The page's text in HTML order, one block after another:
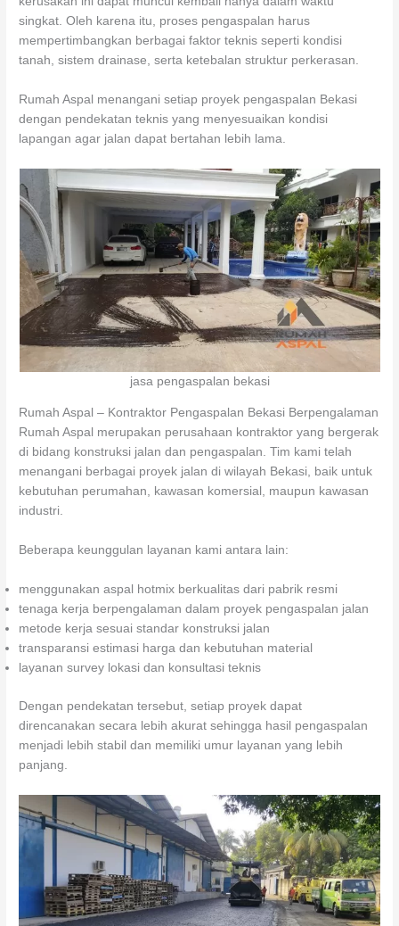
singkat. Oleh karena itu, proses pengaspalan harus
mempertimbangkan berbagai faktor teknis seperti kondisi
tanah, sistem drainase, serta ketebalan struktur perkerasan.
Rumah Aspal menangani setiap proyek pengaspalan Bekasi
dengan pendekatan teknis yang menyesuaikan kondisi
lapangan agar jalan dapat bertahan lebih lama.
jasa pengaspalan bekasi
Rumah Aspal – Kontraktor Pengaspalan Bekasi Berpengalaman
Rumah Aspal merupakan perusahaan kontraktor yang bergerak
di bidang konstruksi jalan dan pengaspalan. Tim kami telah
menangani berbagai proyek jalan di wilayah Bekasi, baik untuk
kebutuhan perumahan, kawasan komersial, maupun kawasan
industri.
Beberapa keunggulan layanan kami antara lain:
menggunakan aspal hotmix berkualitas dari pabrik resmi
tenaga kerja berpengalaman dalam proyek pengaspalan jalan
metode kerja sesuai standar konstruksi jalan
transparansi estimasi harga dan kebutuhan material
layanan survey lokasi dan konsultasi teknis
Dengan pendekatan tersebut, setiap proyek dapat
direncanakan secara lebih akurat sehingga hasil pengaspalan
menjadi lebih stabil dan memiliki umur layanan yang lebih
panjang.